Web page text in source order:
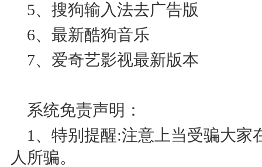
5、搜狗输入法去广告版
6、最新酷狗音乐
7、爱奇艺影视最新版本
系统免责声明：
1、特别提醒:注意上当受骗大家
人所骗。